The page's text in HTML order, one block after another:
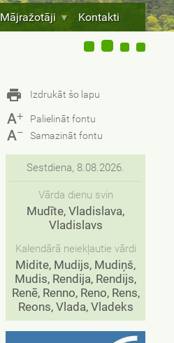
Mājražotāji Kontakti
Izdrukāt šo lapu
A+ Palielināt fontu
A− Samazināt fontu
Sestdiena, 8.08.2026.
Vārda dienu svin
Mudīte, Vladislava,
Vladislavs
Kalendārā neiekļautie vārdi
Midite, Mudijs, Mudiņš,
Mudis, Rendija, Rendijs,
Renē, Renno, Reno, Rens,
Reons, Vlada, Vladeks